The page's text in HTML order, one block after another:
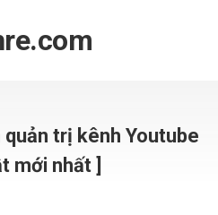
trị kênh Youtube
mới nhất ]